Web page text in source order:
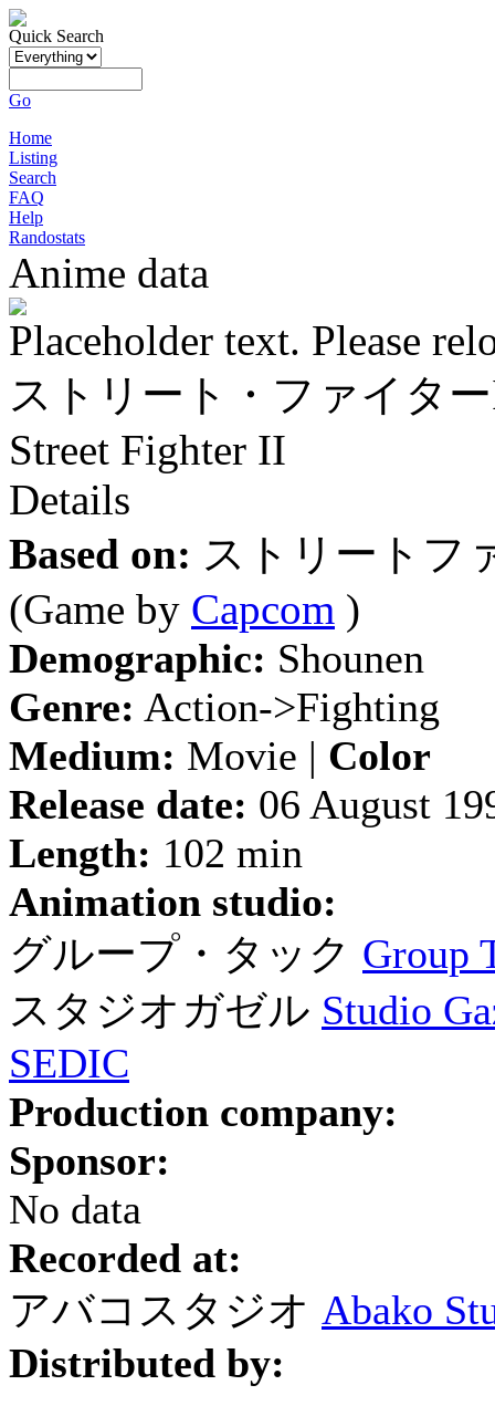
Quick Search
Go
Home
Listing
Search
FAQ
Help
Randostats
Anime data
Placeholder text. Please
ストリート・ファイタ
Street Fighter II
Details
Based on: ストリートフ
(Game by Capcom )
Demographic: Shounen
Genre: Action->Fighting
Medium: Movie | Color
Release date: 06 August
Length: 102 min
Animation studio:
グループ・タック Group
スタジオガゼル Studio
SEDIC
Production company:
Sponsor:
No data
Recorded at:
アバコスタジオ Abako
Distributed by: